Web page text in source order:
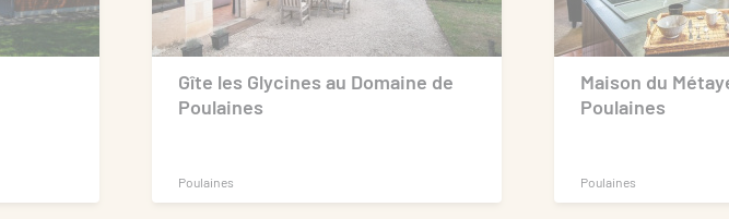
Gîte les Glycines au Domaine de
Poulaines
Poulaines
Maison du
Poulaines
Poulaines